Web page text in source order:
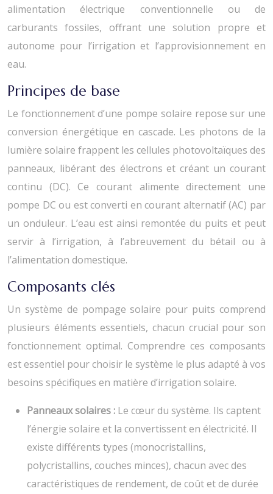
alimentation électrique conventionnelle ou de
carburants fossiles, offrant une solution propre et
autonome pour l’irrigation et l’approvisionnement en
eau.
Principes de base
Le fonctionnement d’une pompe solaire repose sur une
conversion énergétique en cascade. Les photons de la
lumière solaire frappent les cellules photovoltaïques des
panneaux, libérant des électrons et créant un courant
continu (DC). Ce courant alimente directement une
pompe DC ou est converti en courant alternatif (AC) par
un onduleur. L’eau est ainsi remontée du puits et peut
servir à l’irrigation, à l’abreuvement du bétail ou à
l’alimentation domestique.
Composants clés
Un système de pompage solaire pour puits comprend
plusieurs éléments essentiels, chacun crucial pour son
fonctionnement optimal. Comprendre ces composants
est essentiel pour choisir le système le plus adapté à vos
besoins spécifiques en matière d’irrigation solaire.
Panneaux solaires : Le cœur du système. Ils captent
l’énergie solaire et la convertissent en électricité. Il
existe différents types (monocristallins,
polycristallins, couches minces), chacun avec des
caractéristiques de rendement, de coût et de durée